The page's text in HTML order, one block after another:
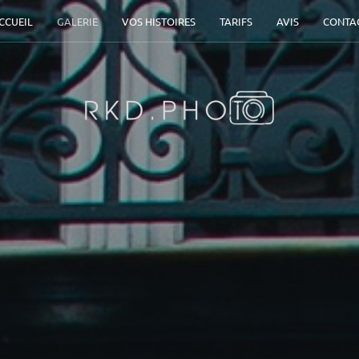
GALERIE VOS HISTOIRES TARIFS AVIS